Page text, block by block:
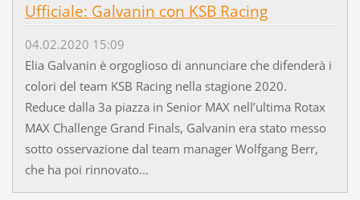
Ufficiale: Galvanin con KSB Racing
04.02.2020 15:09
Elia Galvanin è orgoglioso di annunciare che difenderà i
colori del team KSB Racing nella stagione 2020.
Reduce dalla 3a piazza in Senior MAX nell’ultima Rotax
MAX Challenge Grand Finals, Galvanin era stato messo
sotto osservazione dal team manager Wolfgang Berr,
che ha poi rinnovato...